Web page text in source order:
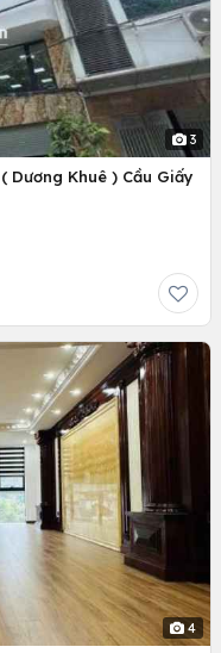
3
Dương Khuê ) Cầu Giấy
4